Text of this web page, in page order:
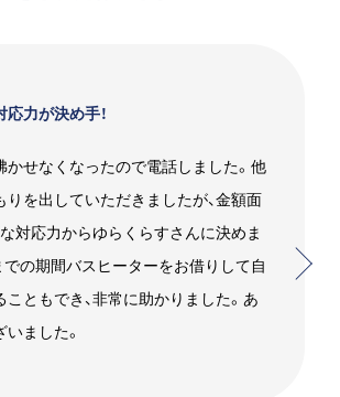
力が決め手！
かせなくなったので電話しました。他
りを出していただきましたが、金額面
対応力からゆらくらすさんに決めま
での期間バスヒーターをお借りして自
ともでき、非常に助かりました。あ
ました。